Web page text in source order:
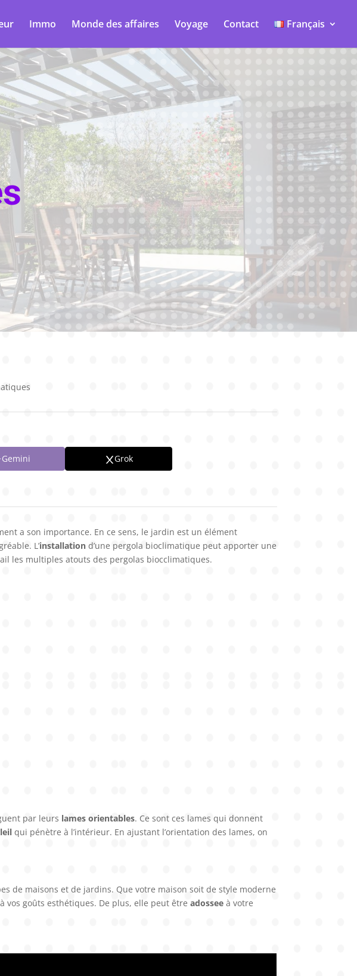
Immo Monde des affaires Voyage Contact Français
Gemini Grok
a son importance. En ce sens, le jardin est un élément
L’installation d’une pergola bioclimatique peut apporter une
les multiples atouts des pergolas biocclimatiques.
par leurs lames orientables. Ce sont ces lames qui donnent
qui pénètre à l’intérieur. En ajustant l’orientation des lames, on
de maisons et de jardins. Que votre maison soit de style moderne
vos goûts esthétiques. De plus, elle peut êtreadossee à votre